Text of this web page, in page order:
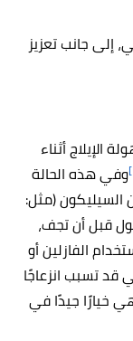
إلى جانب تعزيز
أثناء
وفي هذه الحالة
السيليكون (مثل:
قبل أن تجف،
الفازلين أو
قد تسبب انزعاجًا
خيارًا جيدًا في